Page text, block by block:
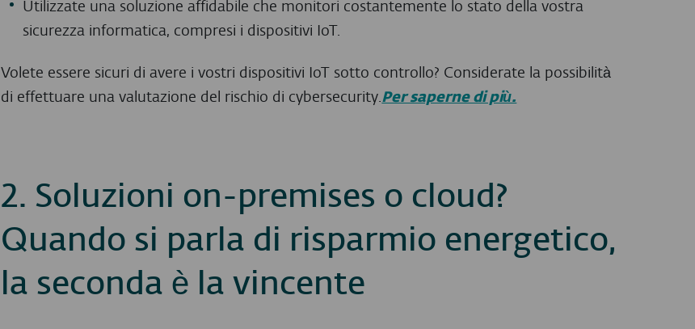
Utilizzate una soluzione affidabile che monitori costantemente lo stato della vostra
sicurezza informatica, compresi i dispositivi IoT.
Volete essere sicuri di avere i vostri dispositivi IoT sotto controllo? Considerate la possibilità
di effettuare una valutazione del rischio di cybersecurity. Per saperne di più.
2. Soluzioni on-premises o cloud?
Quando si parla di risparmio energetico,
la seconda è la vincente